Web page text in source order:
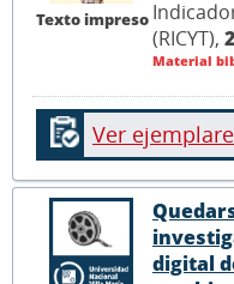
Texto impreso
(RICYT),
Material
Ver
digital